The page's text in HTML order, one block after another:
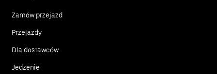
Zamów przejazd
Przejazdy
Dla dostawców
Jedzenie